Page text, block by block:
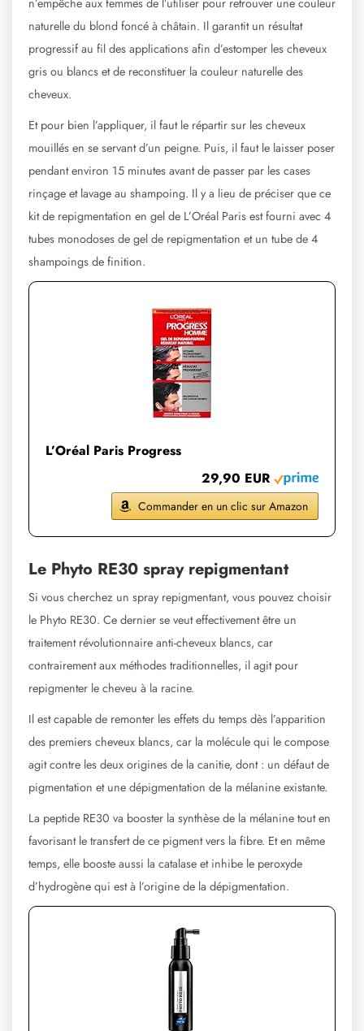
naturelle du blond foncé à châtain. Il garantit un résultat
progressif au fil des applications afin d’estomper les cheveux
gris ou blancs et de reconstituer la couleur naturelle des
cheveux.
Et pour bien l’appliquer, il faut le répartir sur les cheveux
mouillés en se servant d’un peigne. Puis, il faut le laisser poser
pendant environ 15 minutes avant de passer par les cases
rinçage et lavage au shampoing. Il y a lieu de préciser que ce
kit de repigmentation en gel de L’Oréal Paris est fourni avec 4
tubes monodoses de gel de repigmentation et un tube de 4
shampoings de finition.
L’Oréal Paris Progress
29,90 EUR
Commander en un clic sur Amazon
Le Phyto RE30 spray repigmentant
Si vous cherchez un spray repigmentant, vous pouvez choisir
le Phyto RE30. Ce dernier se veut effectivement être un
traitement révolutionnaire anti-cheveux blancs, car
contrairement aux méthodes traditionnelles, il agit pour
repigmenter le cheveu à la racine.
Il est capable de remonter les effets du temps dès l’apparition
des premiers cheveux blancs, car la molécule qui le compose
agit contre les deux origines de la canitie, dont : un défaut de
pigmentation et une dépigmentation de la mélanine existante.
La peptide RE30 va booster la synthèse de la mélanine tout en
favorisant le transfert de ce pigment vers la fibre. Et en même
temps, elle booste aussi la catalase et inhibe le peroxyde
d’hydrogène qui est à l’origine de la dépigmentation.